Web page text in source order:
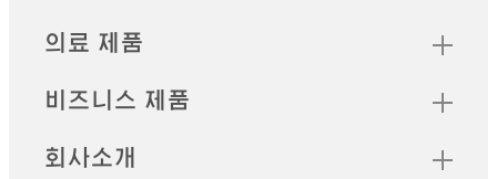
즈는 첨단 고유 기술을 갖추고 있
으며 다양한 생산 스타일을 보완
의료 제품
비즈니스 제품
회사소개